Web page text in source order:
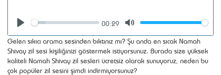
Seek
00:29
Volume
Gelen sıkıcı arama sesinden bıktınız mı? Şu anda en sıcak Namah
Shivay zil sesi kişiliğinizi göstermek istiyorsunuz. Burada size yüksek
kaliteli Namah Shivay zil sesleri ücretsiz olarak sunuyoruz, neden bu
çok popüler zil sesini şimdi indirmiyorsunuz?